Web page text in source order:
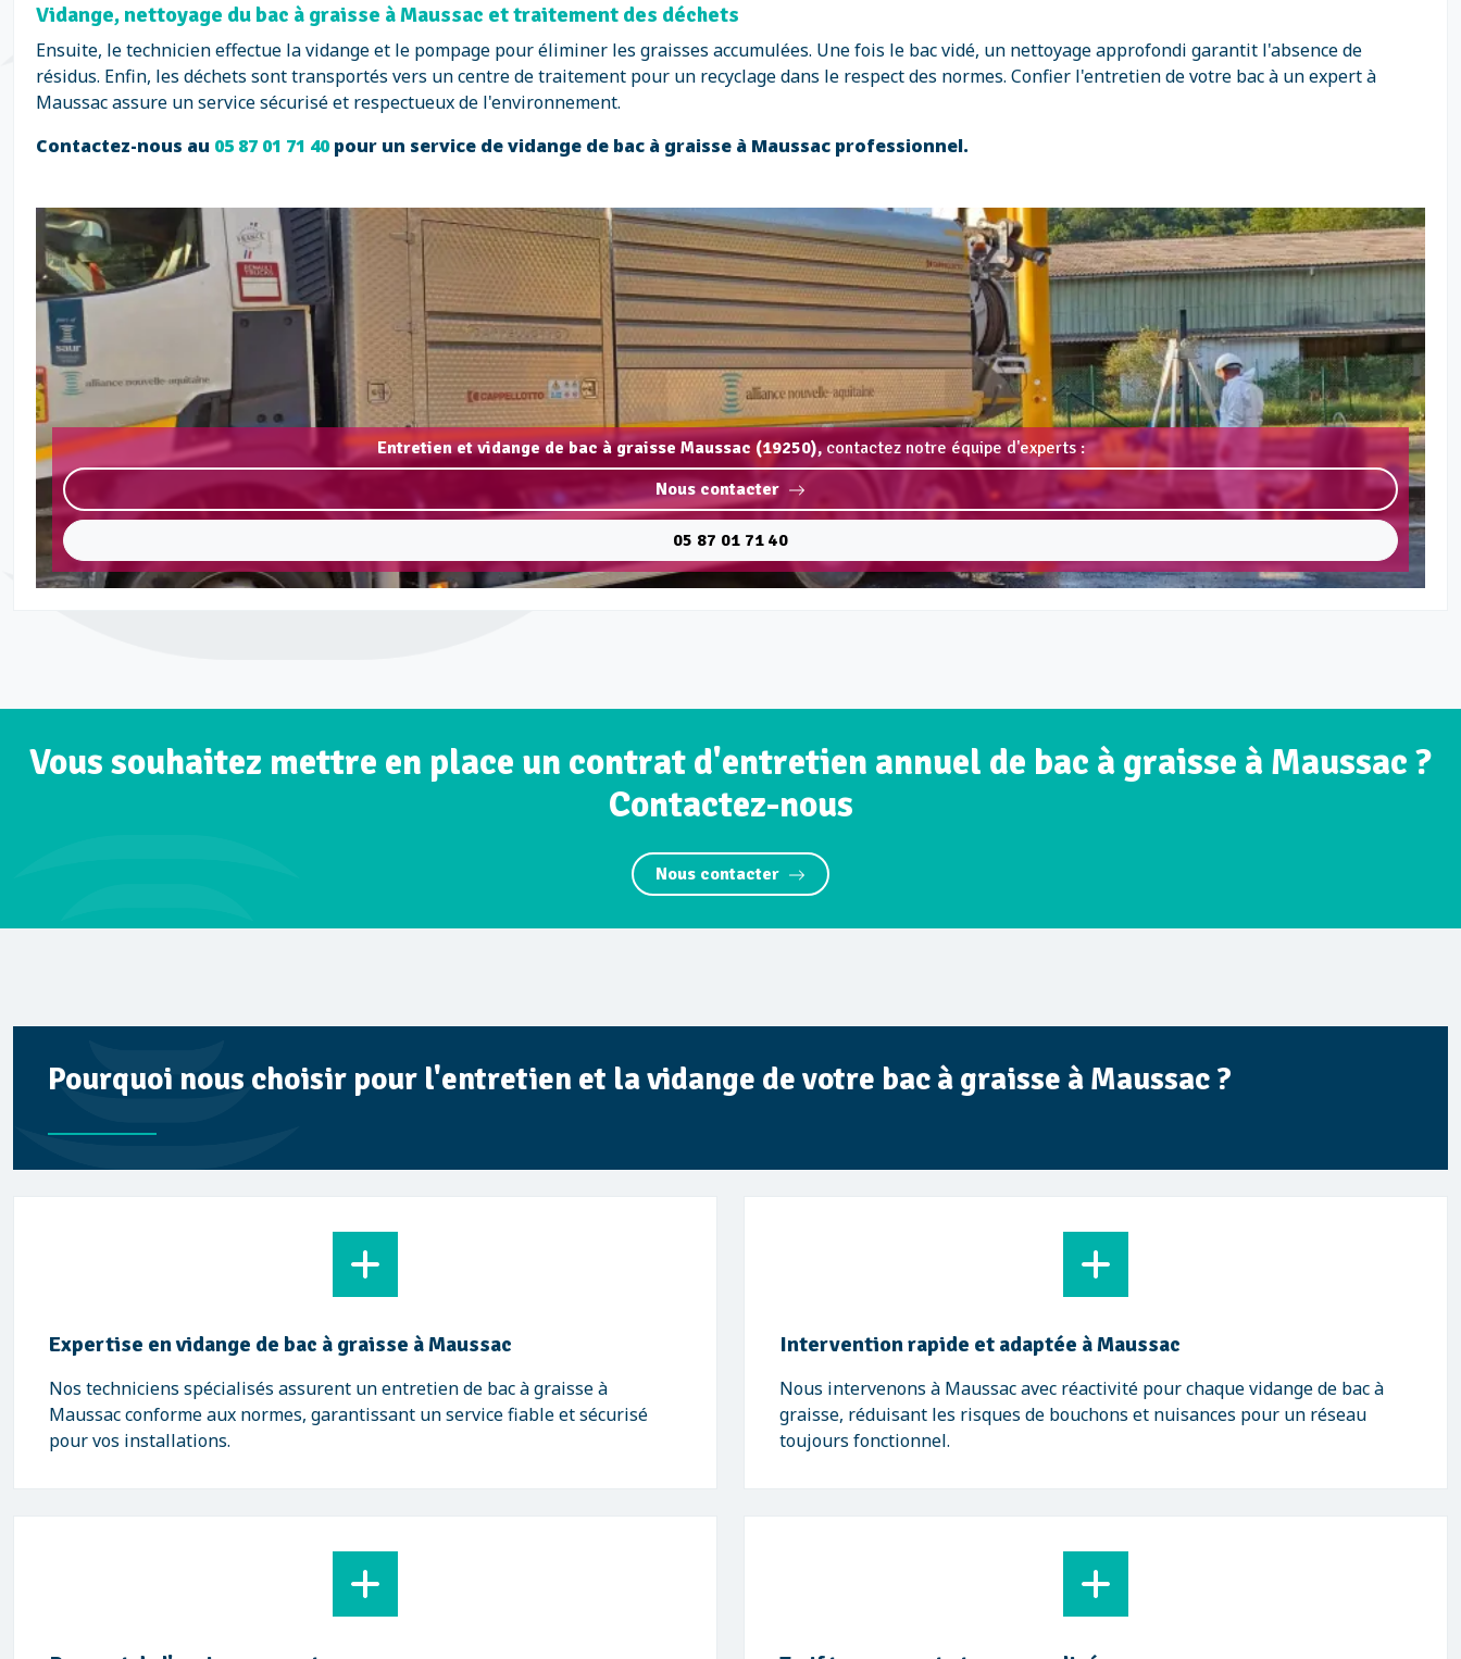
Vidange, nettoyage du bac à graisse à Maussac et traitement des déchets
Ensuite, le technicien effectue la vidange et le pompage pour éliminer les graisses accumulées. Une fois le bac vidé, un nettoyage approfondi garantit l'absence de
résidus. Enfin, les déchets sont transportés vers un centre de traitement pour un recyclage dans le respect des normes. Confier l'entretien de votre bac à un expert à
Maussac assure un service sécurisé et respectueux de l'environnement.
Contactez-nous au 05 87 01 71 40pour un service de vidange de bac à graisse à Maussac professionnel.
Entretien et vidange de bac à graisse Maussac (19250),contactez notre équipe d'experts :
Nous contacter
05 87 01 71 40
Vous souhaitez mettre en place un contrat d'entretien annuel de bac à graisse à Maussac ?
Contactez-nous
Nous contacter
Pourquoi nous choisir pour l'entretien et la vidange de votre bac à graisse à Maussac ?
Expertise en vidange de bac à graisse à Maussac
Nos techniciens spécialisés assurent un entretien de bac à graisse à
Maussac conforme aux normes, garantissant un service fiable et sécurisé
pour vos installations.
Intervention rapide et adaptée à Maussac
Nous intervenons à Maussac avec réactivité pour chaque vidange de bac à
graisse, réduisant les risques de bouchons et nuisances pour un réseau
toujours fonctionnel.